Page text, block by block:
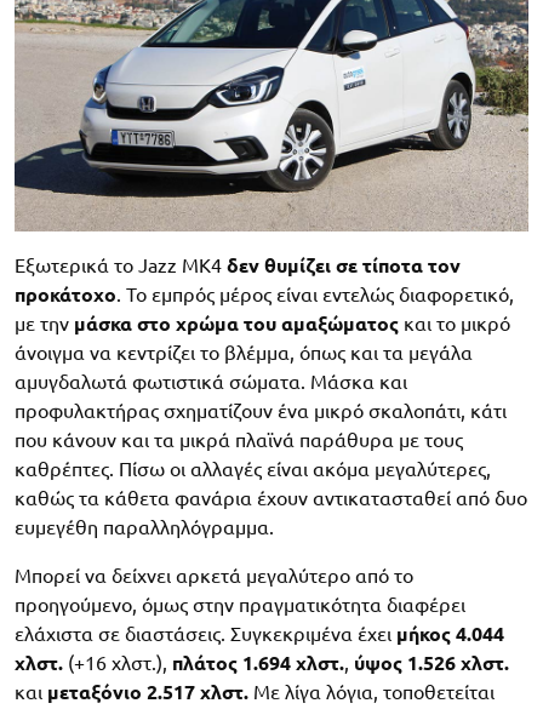
Εξωτερικά το Jazz MK4 δεν θυμίζει σε τίποτα τον
προκάτοχο. Το εμπρός μέρος είναι εντελώς διαφορετικό,
με την μάσκα στο χρώμα του αμαξώματος και το μικρό
άνοιγμα να κεντρίζει το βλέμμα, όπως και τα μεγάλα
αμυγδαλωτά φωτιστικά σώματα. Μάσκα και
προφυλακτήρας σχηματίζουν ένα μικρό σκαλοπάτι, κάτι
που κάνουν και τα μικρά πλαϊνά παράθυρα με τους
καθρέπτες. Πίσω οι αλλαγές είναι ακόμα μεγαλύτερες,
καθώς τα κάθετα φανάρια έχουν αντικατασταθεί από δυο
ευμεγέθη παραλληλόγραμμα.
Μπορεί να δείχνει αρκετά μεγαλύτερο από το
προηγούμενο, όμως στην πραγματικότητα διαφέρει
ελάχιστα σε διαστάσεις. Συγκεκριμένα έχει μήκος 4.044
χλστ. (+16 χλστ.), πλάτος 1.694 χλστ., ύψος 1.526 χλστ.
και μεταξόνιο 2.517 χλστ. Με λίγα λόγια, τοποθετείται